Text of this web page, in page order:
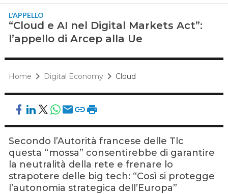
L'APPELLO
“Cloud e AI nel Digital Markets Act”:
l’appello di Arcep alla Ue
Home Digital Economy Cloud
Secondo l’Autorità francese delle Tlc
questa “mossa” consentirebbe di garantire
la neutralità della rete e frenare lo
strapotere delle big tech: “Così si protegge
l’autonomia strategica dell’Europa”